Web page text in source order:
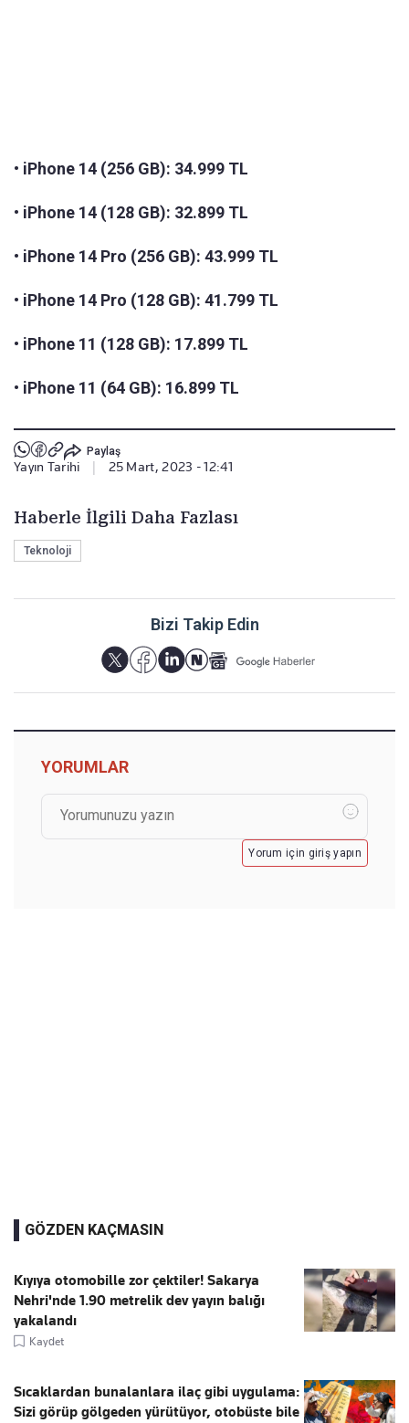
• iPhone 14 (256 GB): 34.999 TL
• iPhone 14 (128 GB): 32.899 TL
• iPhone 14 Pro (256 GB): 43.999 TL
• iPhone 14 Pro (128 GB): 41.799 TL
• iPhone 11 (128 GB): 17.899 TL
• iPhone 11 (64 GB): 16.899 TL
Paylaş
Yayın Tarihi 25 Mart, 2023 - 12:41
Haberle İlgili Daha Fazlası
Teknoloji
Bizi Takip Edin
YORUMLAR
Yorum için giriş yapın
GÖZDEN KAÇMASIN
Kıyıya otomobille zor çektiler! Sakarya
Nehri'nde 1.90 metrelik dev yayın balığı
yakalandı
Kaydet
Sıcaklardan bunalanlara ilaç gibi uygulama:
Sizi görüp gölgeden yürütüyor, otobüste bile